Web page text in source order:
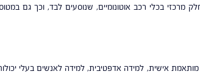
מרכזי בכלי רכב אוטונומיים, שנוסעים לבד, וכך גם
אישית, למידה אדפטיבית, למידה לאנשים בעלי